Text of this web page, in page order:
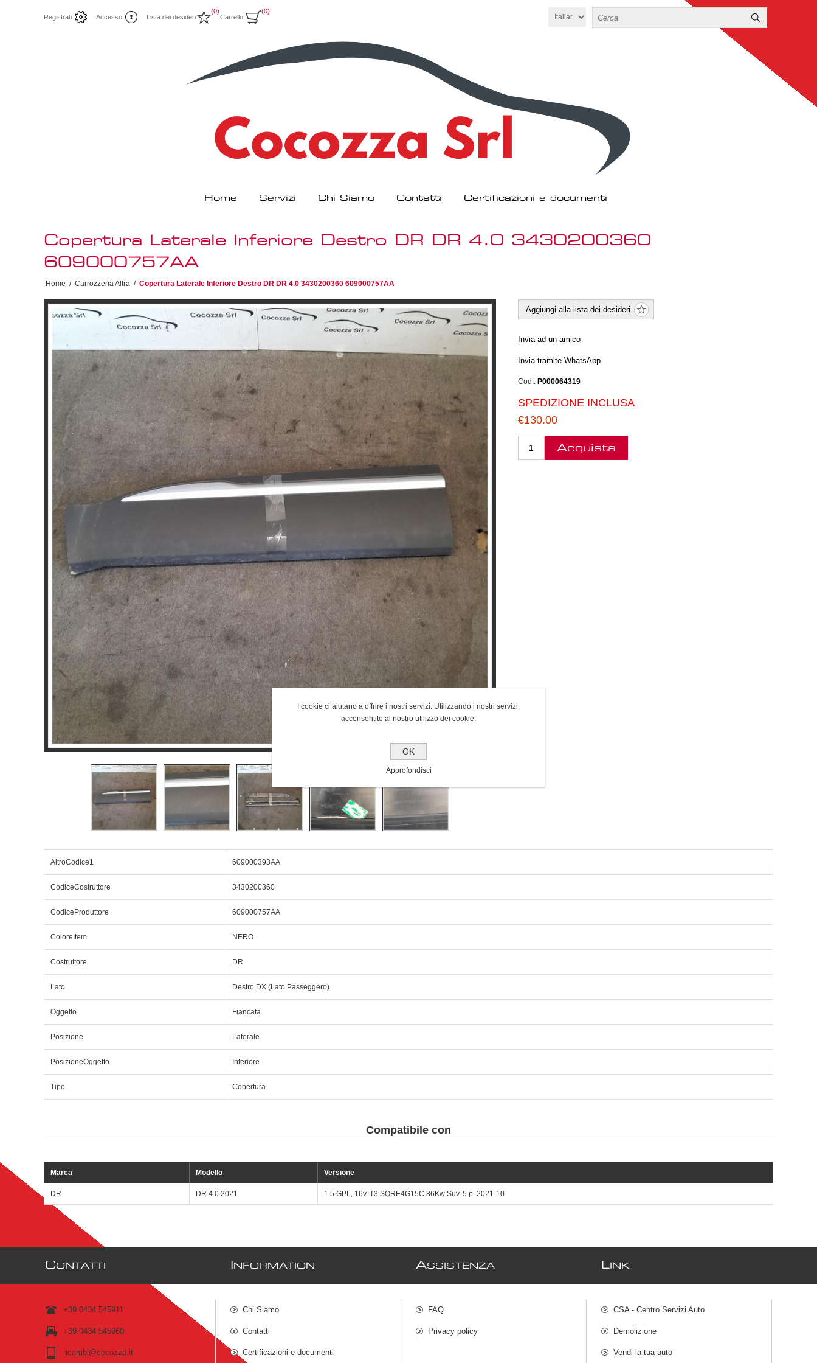
Registrati Accesso Lista dei desideri
(0)
Carrello
(0)
Home Servizi Chi Siamo Contatti Certificazioni e documenti
Copertura Laterale Inferiore Destro DR DR 4.0 3430200360
609000757AA
Home / Carrozzeria Altra / Copertura Laterale Inferiore Destro DR DR 4.0 3430200360 609000757AA
Aggiungi alla lista dei desideri
Invia ad un amico
Invia tramite WhatsApp
Cod.: P000064319
SPEDIZIONE INCLUSA
€130.00
Acquista
AltroCodice1 609000393AA
CodiceCostruttore 3430200360
CodiceProduttore 609000757AA
ColoreItem NERO
Costruttore DR
Lato Destro DX (Lato Passeggero)
Oggetto Fiancata
Posizione Laterale
PosizioneOggetto Inferiore
Tipo Copertura
Compatibile con
Marca Modello Versione
DR DR 4.0 2021 1.5 GPL, 16v. T3 SQRE4G15C 86Kw Suv, 5 p. 2021-10
CONTATTI
+39 0434 545911
+39 0434 545960
ricambi@cocozza.it
NFORMATION
Chi Siamo
Contatti
Certificazioni e documenti
ASSISTENZA
FAQ
Privacy policy
L INK
CSA - Centro Servizi Auto
Demolizione
Vendi la tua auto
I cookie ci aiutano a offrire i nostri servizi. Utilizzando i nostri servizi,
acconsentite al nostro utilizzo dei cookie.
OK
Approfondisci